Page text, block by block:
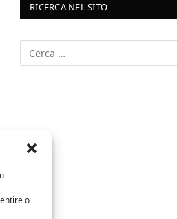
o
RICERCA NEL SITO